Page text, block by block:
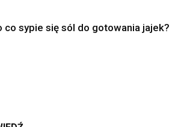
co sypie się sól do gotowania jajek?